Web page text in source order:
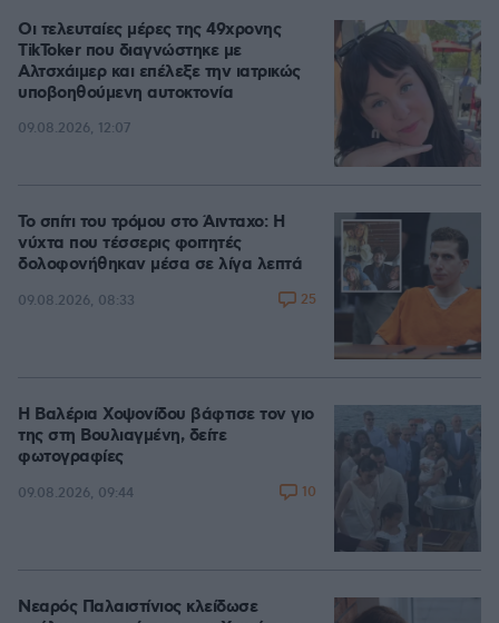
Οι τελευταίες μέρες της 49χρονης
TikToker που διαγνώστηκε με
Αλτσχάιμερ και επέλεξε την ιατρικώς
υποβοηθούμενη αυτοκτονία
09.08.2026, 12:07
Το σπίτι του τρόμου στο Άινταχο: Η
νύχτα που τέσσερις φοιτητές
δολοφονήθηκαν μέσα σε λίγα λεπτά
09.08.2026, 08:33 25
Η Βαλέρια Χοψονίδου βάφτισε τον γιο
της στη Βουλιαγμένη, δείτε
φωτογραφίες
09.08.2026, 09:44 10
Νεαρός Παλαιστίνιος κλείδωσε